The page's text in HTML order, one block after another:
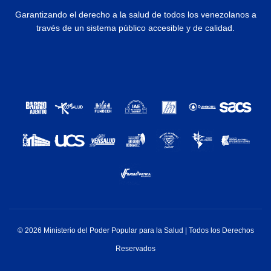
Garantizando el derecho a la salud de todos los venezolanos a
través de un sistema público accesible y de calidad.
© 2026 Ministerio del Poder Popular para la Salud | Todos los Derechos
Reservados